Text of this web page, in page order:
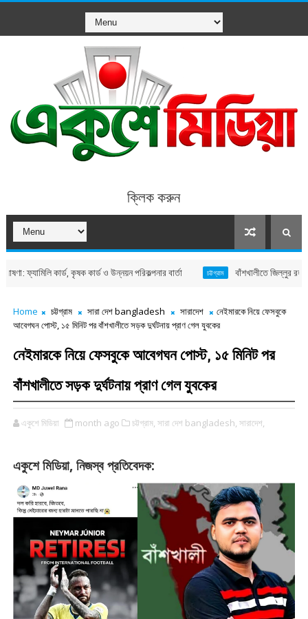
ক্লিক করুন
কার্ড, কৃষক কার্ড ও উন্নয়ন পরিকল্পনার বার্তা চট্টগ্রাম বাঁশখালীতে জিল্লুর রহমান হত্যা
Home চট্টগ্রাম সারা দেশ bangladesh সারাদেশ
নেইমারকে নিয়ে ফেসবুকে
আবেগঘন পোস্ট, ১৫ মিনিট পর বাঁশখালীতে সড়ক দুর্ঘটনায় প্রাণ গেল যুবকের
নেইমারকে নিয়ে ফেসবুকে আবেগঘন পোস্ট, ১৫ মিনিট পর
বাঁশখালীতে সড়ক দুর্ঘটনায় প্রাণ গেল যুবকের
একুশে মিডিয়া month ago চট্টগ্রাম, সারা দেশ bangladesh, সারাদেশ,
একুশে মিডিয়া, নিজস্ব প্রতিবেদক: